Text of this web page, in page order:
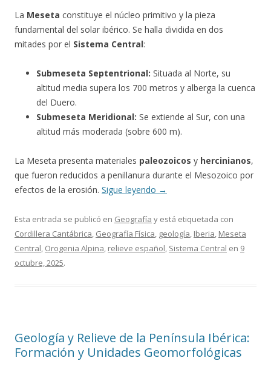
La Meseta constituye el núcleo primitivo y la pieza
fundamental del solar ibérico. Se halla dividida en dos
mitades por el Sistema Central:
Submeseta Septentrional: Situada al Norte, su
altitud media supera los 700 metros y alberga la cuenca
del Duero.
Submeseta Meridional: Se extiende al Sur, con una
altitud más moderada (sobre 600 m).
La Meseta presenta materiales paleozoicos y hercinianos,
que fueron reducidos a penillanura durante el Mesozoico por
efectos de la erosión. Sigue leyendo →
Esta entrada se publicó en Geografía y está etiquetada con
Cordillera Cantábrica, Geografía Física, geología, Iberia, Meseta
Central, Orogenia Alpina, relieve español, Sistema Central en 9
octubre, 2025.
Geología y Relieve de la Península Ibérica:
Formación y Unidades Geomorfológicas